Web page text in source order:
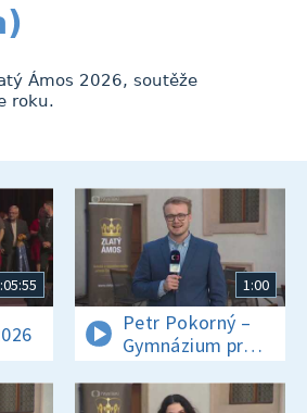
Ámos 2026, soutěže
roku.
1:00
Petr Pokorný –
Gymnázium prof.
Jana Patočky
(Praha)